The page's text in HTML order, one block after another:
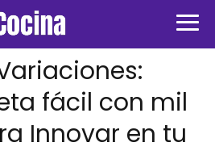
fácil con mil
Innovar en tu